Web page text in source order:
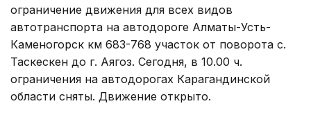
ограничение движения для всех видов
автотранспорта на автодороге Алматы-Усть-
Каменогорск км 683-768 участок от поворота с.
Таскескен до г. Аягоз. Сегодня, в 10.00 ч.
ограничения на автодорогах Карагандинской
области сняты. Движение открыто.